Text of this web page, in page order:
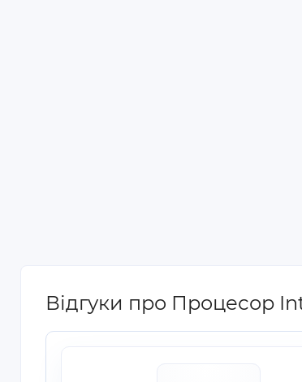
Відгуки про Процесор